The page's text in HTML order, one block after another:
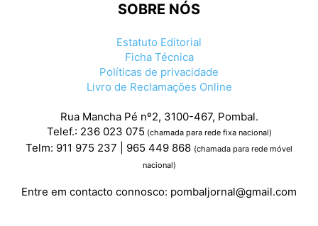
SOBRE NÓS
Estatuto Editorial
Ficha Técnica
Políticas de privacidade
Livro de Reclamações Online
Rua Mancha Pé nº2, 3100-467, Pombal.
Telef.: 236 023 075 (chamada para rede fixa nacional)
Telm: 911 975 237 | 965 449 868 (chamada para rede móvel
nacional)
Entre em contacto connosco: pombaljornal@gmail.com